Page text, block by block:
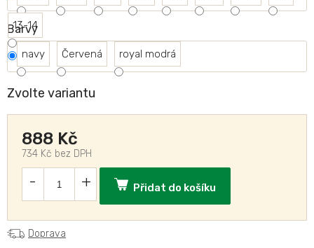
Zvolte variantu
13-14
Barvy
navy Červená royal modrá
888 Kč
734 Kč bez DPH
Přidat do košíku
Doprava